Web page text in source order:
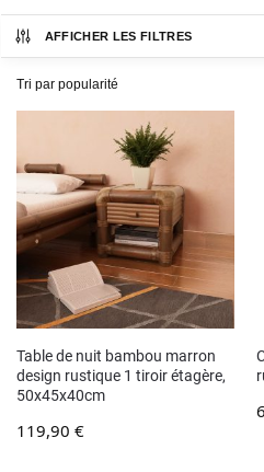
AFFICHER LES FILTRES
Table de nuit bambou marron
design rustique 1 tiroir étagère,
50x45x40cm
119,90 €